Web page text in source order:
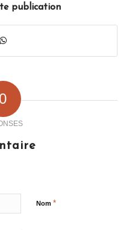
publication
0
Nom *